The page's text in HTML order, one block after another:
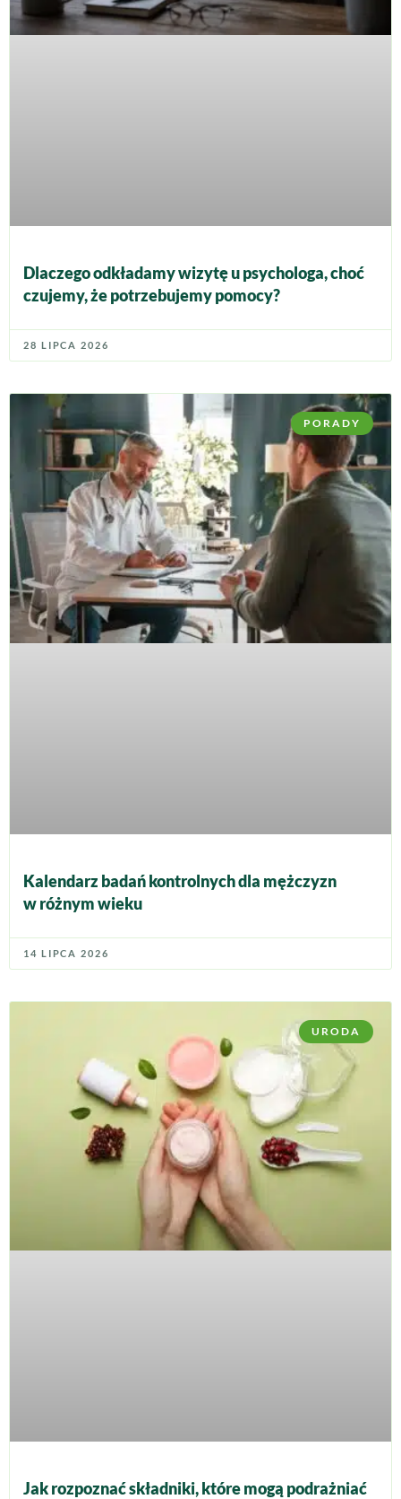
Dlaczego odkładamy wizytę u psychologa, choć
czujemy, że potrzebujemy pomocy?
28 LIPCA 2026
PORADY
Kalendarz badań kontrolnych dla mężczyzn
w różnym wieku
14 LIPCA 2026
URODA
Jak rozpoznać składniki, które mogą podrażniać